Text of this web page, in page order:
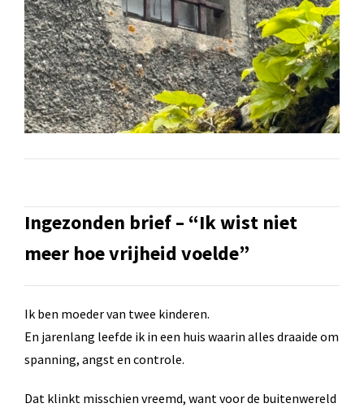
Ingezonden brief – “Ik wist niet
meer hoe vrijheid voelde”
Ik ben moeder van twee kinderen.
En jarenlang leefde ik in een huis waarin alles draaide om
spanning, angst en controle.
Dat klinkt misschien vreemd, want voor de buitenwereld